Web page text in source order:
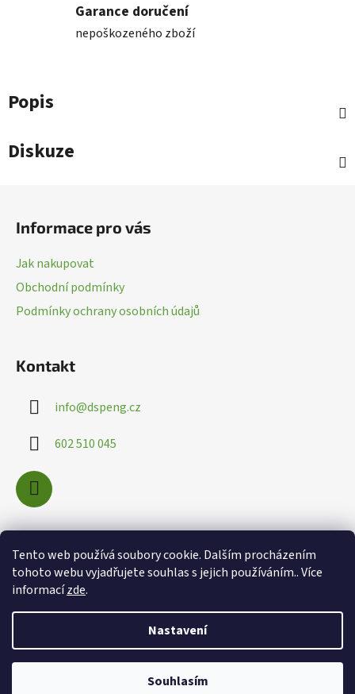
Tento web používá soubory cookie. Dalším procházením
tohoto webu vyjadřujete souhlas s jejich používáním.. Více
informacízde.
Nastavení
Souhlasím
Garance doručení
nepoškozeného zboží
Popis
Diskuze
Informace pro vás
Jak nakupovat
Obchodní podmínky
Podmínky ochrany osobních údajů
Kontakt
info@dspeng.cz
602 510 045
Nákupní košík
Vytvořil Shoptet